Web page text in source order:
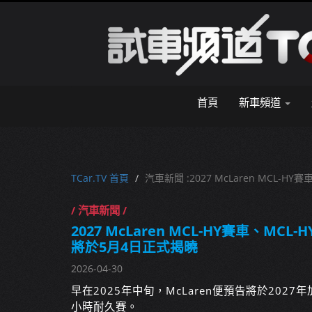
首頁 新車頻道
TCar.TV 首頁 汽車新聞 :2027 McLaren MCL-HY賽
/ 汽車新聞 /
2027 McLaren MCL-HY賽車、MCL-
將於5月4日正式揭曉
2026-04-30
早在2025年中旬，McLaren便預告將於2027年
小時耐久賽。